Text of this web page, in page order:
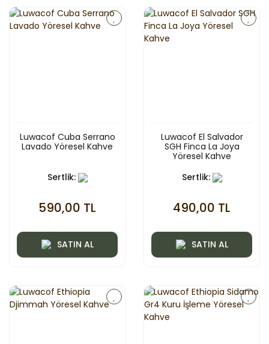
Luwacof Cuba Serrano
Lavado Yöresel Kahve
Sertlik:
590,00 TL
SATIN AL
Luwacof El Salvador
SGH Finca La Joya
Yöresel Kahve
Sertlik:
490,00 TL
SATIN AL